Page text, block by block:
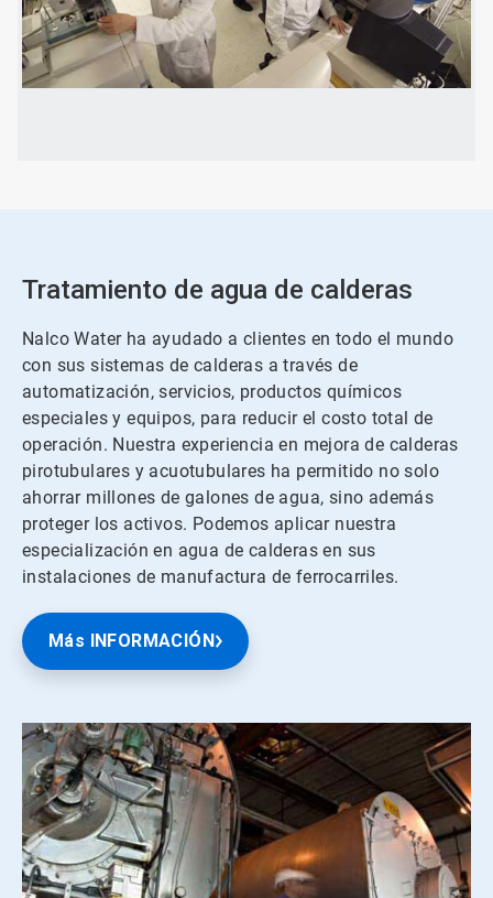
Tratamiento de agua de calderas
Nalco Water ha ayudado a clientes en todo el mundo
con sus sistemas de calderas a través de
automatización, servicios, productos químicos
especiales y equipos, para reducir el costo total de
operación. Nuestra experiencia en mejora de calderas
pirotubulares y acuotubulares ha permitido no solo
ahorrar millones de galones de agua, sino además
proteger los activos. Podemos aplicar nuestra
especialización en agua de calderas en sus
instalaciones de manufactura de ferrocarriles.
Más INFORMACIÓN